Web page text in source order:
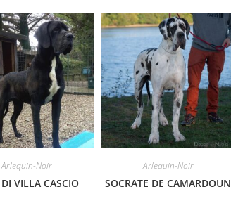
Arlequin-Noir
VILLA CASCIO
Arlequin-Noir
SOCRATE DE CAMARDOUN